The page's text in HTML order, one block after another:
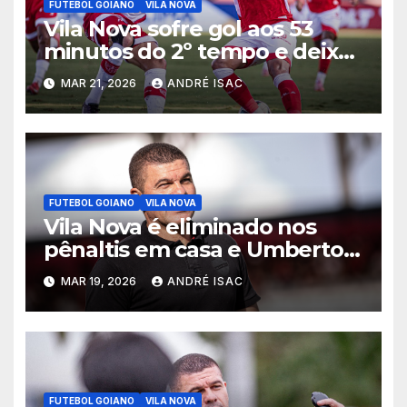
FUTEBOL GOIANO VILA NOVA
Vila Nova sofre gol aos 53
minutos do 2º tempo e deixa
vitória escapar na estreia da
Série B
MAR 21, 2026 ANDRÉ ISAC
FUTEBOL GOIANO VILA NOVA
Vila Nova é eliminado nos
pênaltis em casa e Umberto
Louzer é demitido
MAR 19, 2026 ANDRÉ ISAC
FUTEBOL GOIANO VILA NOVA